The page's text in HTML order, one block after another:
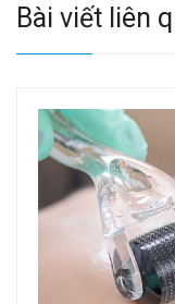
Bài viết liên